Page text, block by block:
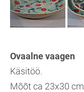
Ovaalne vaagen
Käsitöö.
Mõõt ca 23x30 cm